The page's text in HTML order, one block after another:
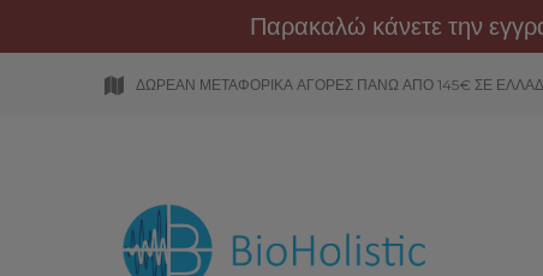
Παρακαλώ κάνετε την
ΔΩΡΕΑΝ ΜΕΤΑΦΟΡΙΚΑ ΑΓΟΡΕΣ ΠΑΝΩ ΑΠΟ 145€ ΣΕ